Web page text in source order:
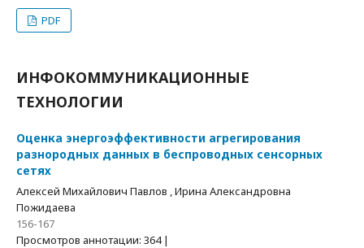
PDF
ИНФОКОММУНИКАЦИОННЫЕ
ТЕХНОЛОГИИ
Оценка энергоэффективности агрегирования
разнородных данных в беспроводных сенсорных
сетях
Алексей Михайлович Павлов , Ирина Александровна
Пожидаева
156-167
Просмотров аннотации: 364 |